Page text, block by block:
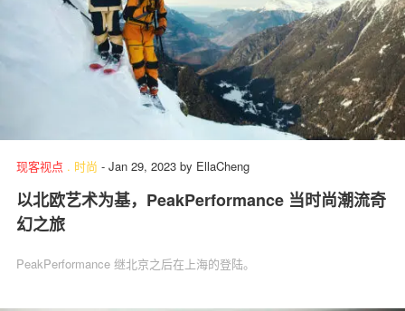
现客视点 . 时尚 - Jan 29, 2023 by EllaCheng
以北欧艺术为基，PeakPerformance 当时尚潮流奇
幻之旅
PeakPerformance 继北京之后在上海的登陆。